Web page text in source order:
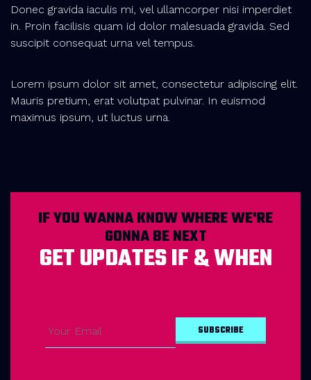
Donec gravida iaculis mi, vel ullamcorper nisi imperdiet
in. Proin facilisis quam id dolor malesuada gravida. Sed
suscipit consequat urna vel tempus.
Lorem ipsum dolor sit amet, consectetur adipiscing elit.
Mauris pretium, erat volutpat pulvinar. In euismod
maximus ipsum, ut luctus urna.
IF YOU WANNA KNOW WHERE WE'RE
GONNA BE NEXT
GET UPDATES IF & WHEN